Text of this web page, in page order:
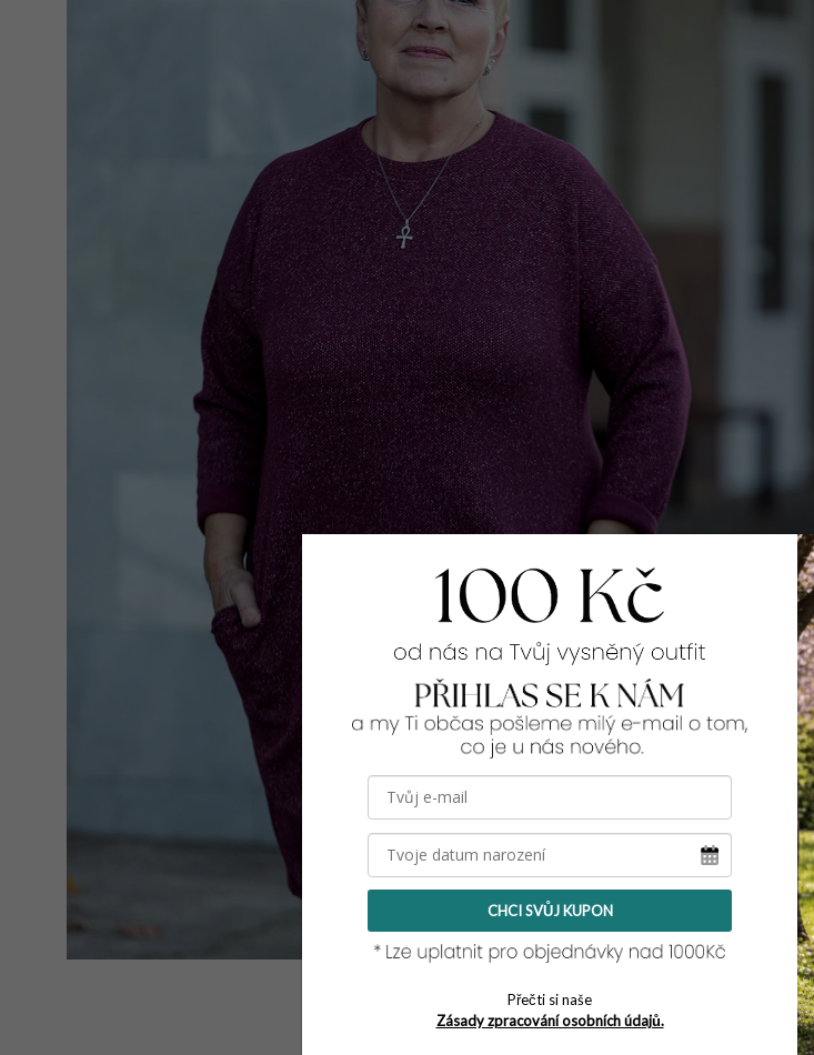
CHCI SVŮJ KUPON
Přečti si naše
Zásady zpracování osobních údajů.